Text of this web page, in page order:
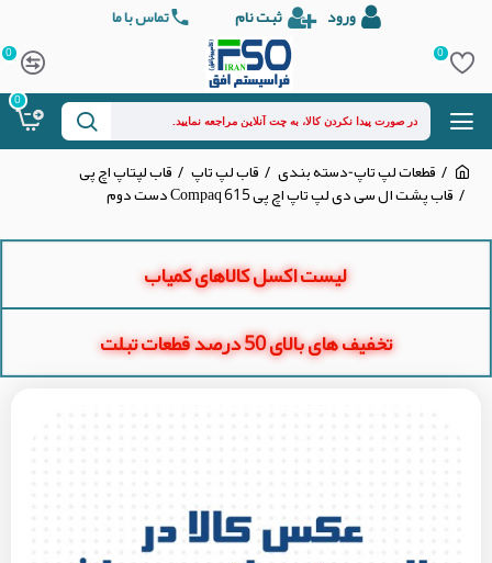
ورود ثبت نام تماس با ما
0
0
0
قطعات لپ تاپ-دسته بندی قاب لپ تاپ قاب لپتاپ اچ پی
قاب پشت ال سی دی لپ تاپ اچ پی Compaq 615 دست دوم
لیست اکسل کالاهای کمیاب
تخفیف های بالای 50 درصد قطعات تبلت